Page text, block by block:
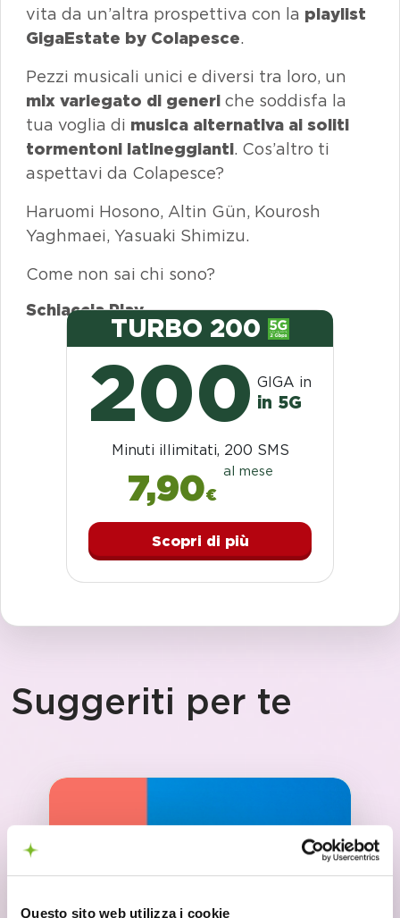
Questo sito web utilizza i cookie
vita da un’altra prospettiva con la playlist
GigaEstate by Colapesce.
Pezzi musicali unici e diversi tra loro, un
mix variegato di generi che soddisfa la
tua voglia di musica alternativa ai soliti
tormentoni latineggianti. Cos’altro ti
aspettavi da Colapesce?
Haruomi Hosono, Altin Gün, Kourosh
Yaghmaei, Yasuaki Shimizu.
Come non sai chi sono?
SchiacciaPlay.
TURBO 200
200 GIGA in
in 5G
Minuti illimitati, 200 SMS
7,90€
al mese
Scopri di più
Suggeriti per te